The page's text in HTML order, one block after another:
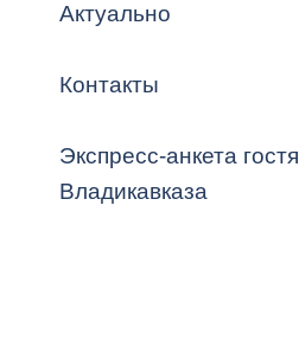
Актуально
Контакты
Экспресс-анкета гостя
Владикавказа